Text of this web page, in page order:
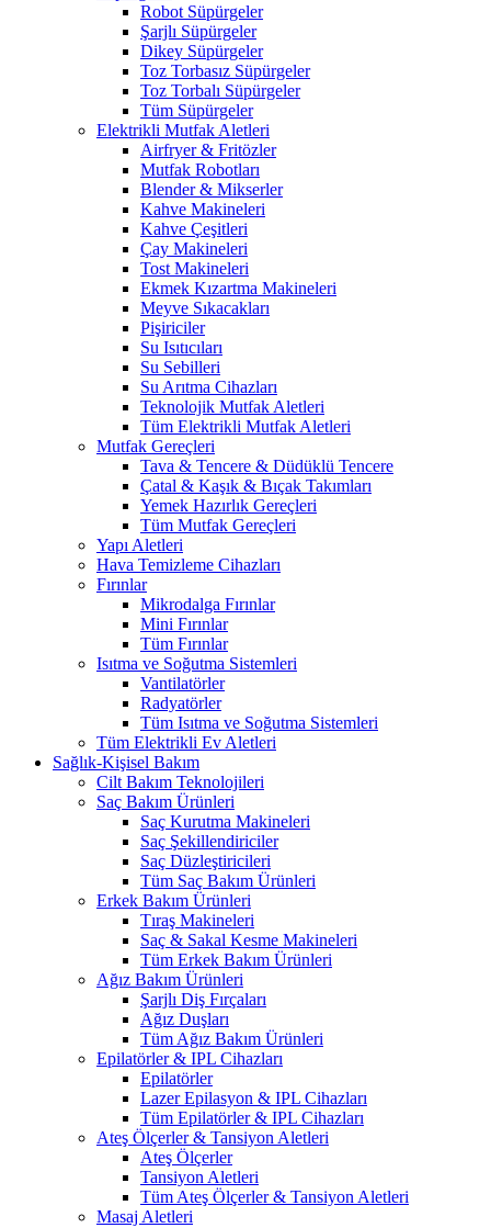
Robot Süpürgeler
Şarjlı Süpürgeler
Dikey Süpürgeler
Toz Torbasız Süpürgeler
Toz Torbalı Süpürgeler
Tüm Süpürgeler
Elektrikli Mutfak Aletleri
Airfryer & Fritözler
Mutfak Robotları
Blender & Mikserler
Kahve Makineleri
Kahve Çeşitleri
Çay Makineleri
Tost Makineleri
Ekmek Kızartma Makineleri
Meyve Sıkacakları
Pişiriciler
Su Isıtıcıları
Su Sebilleri
Su Arıtma Cihazları
Teknolojik Mutfak Aletleri
Tüm Elektrikli Mutfak Aletleri
Mutfak Gereçleri
Tava & Tencere & Düdüklü Tencere
Çatal & Kaşık & Bıçak Takımları
Yemek Hazırlık Gereçleri
Tüm Mutfak Gereçleri
Yapı Aletleri
Hava Temizleme Cihazları
Fırınlar
Mikrodalga Fırınlar
Mini Fırınlar
Tüm Fırınlar
Isıtma ve Soğutma Sistemleri
Vantilatörler
Radyatörler
Tüm Isıtma ve Soğutma Sistemleri
Tüm Elektrikli Ev Aletleri
Sağlık-Kişisel Bakım
Cilt Bakım Teknolojileri
Saç Bakım Ürünleri
Saç Kurutma Makineleri
Saç Şekillendiriciler
Saç Düzleştiricileri
Tüm Saç Bakım Ürünleri
Erkek Bakım Ürünleri
Tıraş Makineleri
Saç & Sakal Kesme Makineleri
Tüm Erkek Bakım Ürünleri
Ağız Bakım Ürünleri
Şarjlı Diş Fırçaları
Ağız Duşları
Tüm Ağız Bakım Ürünleri
Epilatörler & IPL Cihazları
Epilatörler
Lazer Epilasyon & IPL Cihazları
Tüm Epilatörler & IPL Cihazları
Ateş Ölçerler & Tansiyon Aletleri
Ateş Ölçerler
Tansiyon Aletleri
Tüm Ateş Ölçerler & Tansiyon Aletleri
Masaj Aletleri